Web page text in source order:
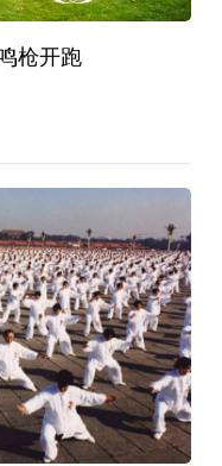
枪开跑